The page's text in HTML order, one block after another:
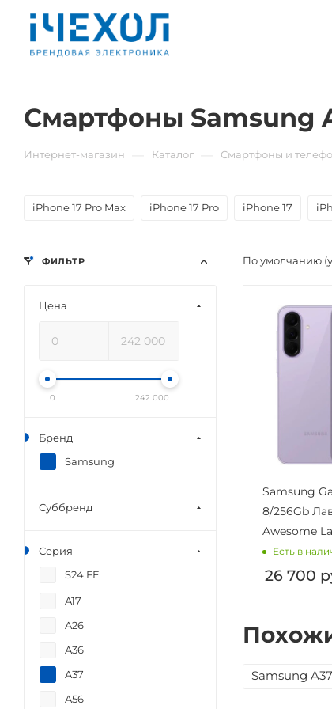
Смартфоны Samsung
Интернет-магазин Каталог Смартфоны и
iPhone 17 Pro Max iPhone 17 Pro iPhone 17
По умолчанию
Samsung
8/256Gb
Awesome
Есть в
26 700
Samsung
ФИЛЬТР
Цена
0 242 000
Бренд
Samsung
Суббренд
Серия
S24 FE
A17
A26
A36
A37
A56